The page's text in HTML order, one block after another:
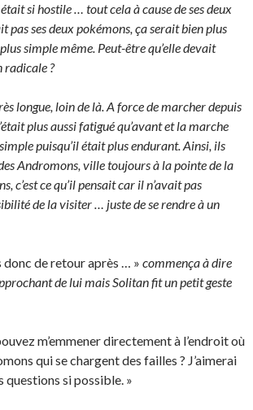
si hostile … tout cela à cause de ses deux
pas ses deux pokémons, ça serait bien plus
simple même. Peut-être qu’elle devait
radicale ?
longue, loin de là. A force de marcher depuis
plus aussi fatigué qu’avant et la marche
puisqu’il était plus endurant. Ainsi, ils
Andromons, ville toujours à la pointe de la
c’est ce qu’il pensait car il n’avait pas
de la visiter … juste de se rendre à un
donc de retour après … » commença à dire
de lui mais Solitan fit un petit geste
m’emmener directement à l’endroit où
qui se chargent des failles ? J’aimerai
questions si possible. »